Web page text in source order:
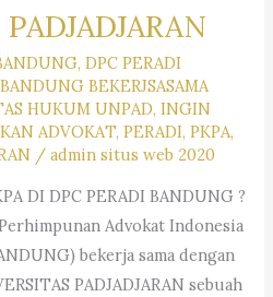
,DPC PERADI
BEKERJSASAMA
HUKUM UNPAD,INGIN
ADVOKAT,PERADI,PKPA,
/admin situs web 2020
DI DPC PERADI BANDUNG ?
Advokat Indonesia
bekerja sama dengan
PADJADJARAN sebuah